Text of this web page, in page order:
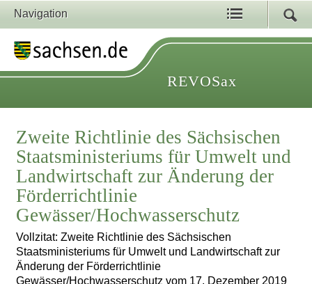
Navigation
REVOSax
Zweite Richtlinie des Sächsischen
Staatsministeriums für Umwelt und
Landwirtschaft zur Änderung der
Förderrichtlinie
Gewässer/Hochwasserschutz
Vollzitat: Zweite Richtlinie des Sächsischen
Staatsministeriums für Umwelt und Landwirtschaft zur
Änderung der Förderrichtlinie
Gewässer/Hochwasserschutz vom 17. Dezember 2019